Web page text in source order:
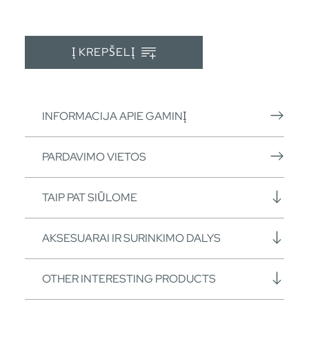
Į KREPŠELĮ
INFORMACIJA APIE GAMINĮ
PARDAVIMO VIETOS
TAIP PAT SIŪLOME
AKSESUARAI IR SURINKIMO DALYS
OTHER INTERESTING PRODUCTS